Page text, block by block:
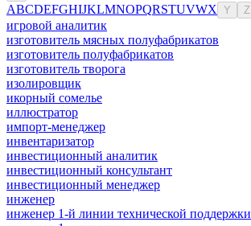
ABCDEFGHIJKLMNOPQRSTUVWX Y Z
игровой аналитик
изготовитель мясных полуфабрикатов
изготовитель полуфабрикатов
изготовитель творога
изолировщик
икорный сомелье
иллюстратор
импорт-менеджер
инвентаризатор
инвестиционный аналитик
инвестиционный консультант
инвестиционный менеджер
инженер
инженер 1-й линии технической поддержки